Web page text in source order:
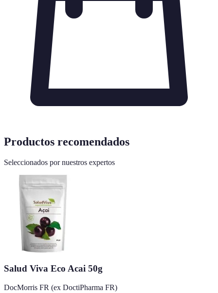
Productos recomendados
Seleccionados por nuestros expertos
Salud Viva Eco Acai 50g
DocMorris FR (ex DoctiPharma FR)